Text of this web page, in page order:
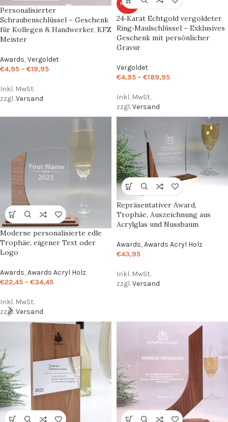
Personalisierter
Schraubenschlüssel – Geschenk
für Kollegen & Handwerker, KFZ
Meister
Awards,Vergoldet
€4,95 – €19,95
Inkl. MwSt.
zzgl.Versand
HEISS
24‑Karat Echtgold vergoldeter
Ring‑Maulschlüssel – Exklusives
Geschenk mit persönlicher
Gravur
Vergoldet
€4,95 – €189,95
Inkl. MwSt.
zzgl.Versand
Moderne personalisierte edle
Trophäe, eigener Text oder
Logo
Awards,Awards Acryl Holz
€22,45 – €34,45
Inkl. MwSt.
zzgl.Versand
Repräsentativer Award,
Trophäe, Auszeichnung aus
Acrylglas und Nussbaum
Awards,Awards Acryl Holz
€43,95
Inkl. MwSt.
zzgl.Versand